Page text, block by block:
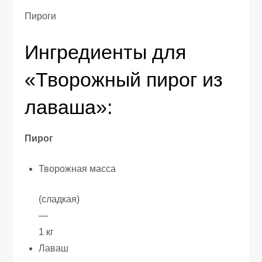
Пироги
Ингредиенты для
«Творожный пирог из
лаваша»:
Пирог
Творожная масса
(сладкая)
—
1 кг
Лаваш